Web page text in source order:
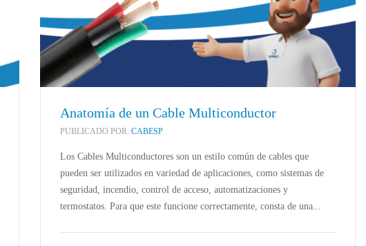
Anatomía de un Cable Multiconductor
PUBLICADO POR: CABESP
Los Cables Multiconductores son un estilo común de cables que
pueden ser utilizados en variedad de aplicaciones, como sistemas de
seguridad, incendio, control de acceso, automatizaciones y
termostatos. Para que este funcione correctamente, consta de una...
detector de humo en tu cocina?
marzo 27, 2026
sostienen la seguridad electrónica
marzo 10, 2026